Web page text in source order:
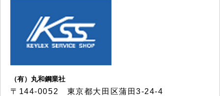
（有）丸和鋼業社
〒144-0052 東京都大田区蒲田3-24-4